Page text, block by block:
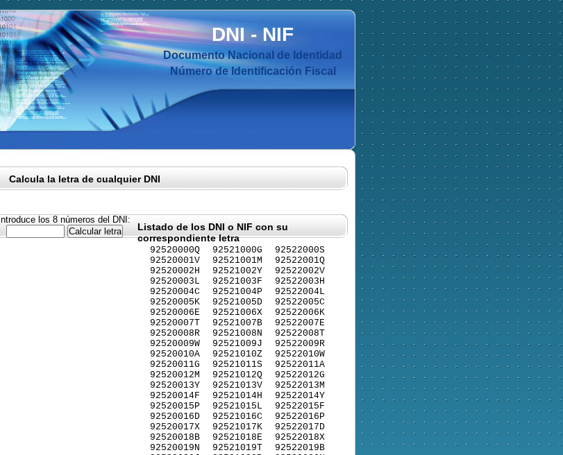
DNI-NIF
Documento Nacional de Identidad
Número de Identificación Fiscal
Calcula la letra de cualquier DNI
Introduce los 8 números del DNI:
Listado de los DNI o NIF con su
correspondiente letra
92520000Q
92520001V
92520002H
92520003L
92520004C
92520005K
92520006E
92520007T
92520008R
92520009W
92520010A
92520011G
92520012M
92520013Y
92520014F
92520015P
92520016D
92520017X
92520018B
92520019N
92521000G
92521001M
92521002Y
92521003F
92521004P
92521005D
92521006X
92521007B
92521008N
92521009J
92521010Z
92521011S
92521012Q
92521013V
92521014H
92521015L
92521016C
92521017K
92521018E
92521019T
92522000S
92522001Q
92522002V
92522003H
92522004L
92522005C
92522006K
92522007E
92522008T
92522009R
92522010W
92522011A
92522012G
92522013M
92522014Y
92522015F
92522016P
92522017D
92522018X
92522019B